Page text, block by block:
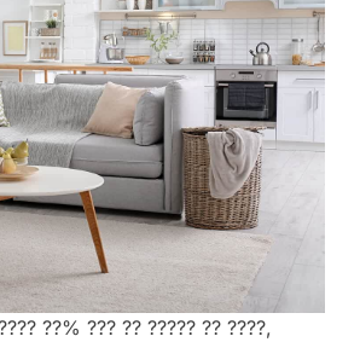
??% ??? ?? ????? ?? ????,